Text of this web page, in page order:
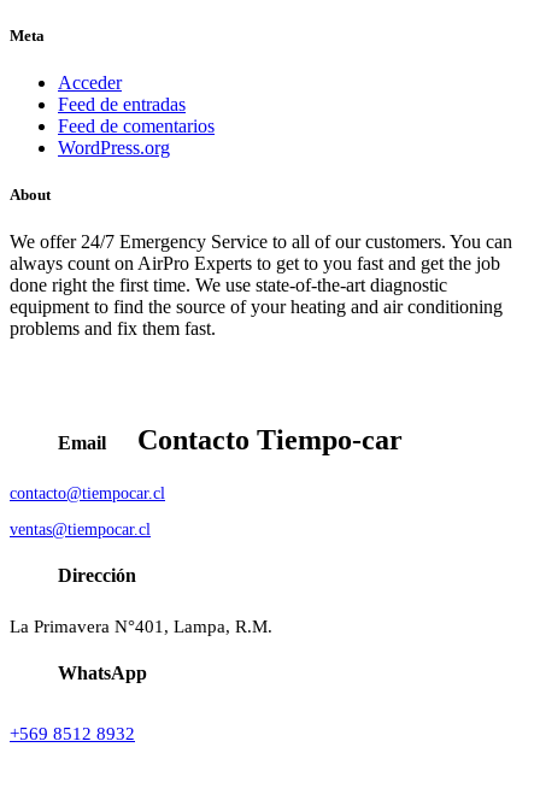
Meta
Acceder
Feed de entradas
Feed de comentarios
WordPress.org
About
We offer 24/7 Emergency Service to all of our customers. You can
always count on AirPro Experts to get to you fast and get the job
done right the first time. We use state-of-the-art diagnostic
equipment to find the source of your heating and air conditioning
problems and fix them fast.
Contacto Tiempo-car
Email
contacto@tiempocar.cl
ventas@tiempocar.cl
Dirección
La Primavera N°401, Lampa, R.M.
WhatsApp
+569 8512 8932